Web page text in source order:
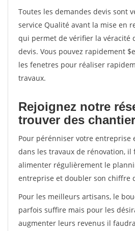
Toutes les demandes devis sont
service Qualité avant la mise en
qui permet de vérifier la véracité
devis. Vous pouvez rapidement
les fenetres pour réaliser
travaux.
Rejoignez notre
trouver des
Pour pérénniser votre entreprise
dans les travaux de rénovation, il
alimenter régulièrement le
entreprise et doubler son chiffre
Pour les meilleurs artisans, le
parfois suffire mais pour les
augmenter leurs revenus il